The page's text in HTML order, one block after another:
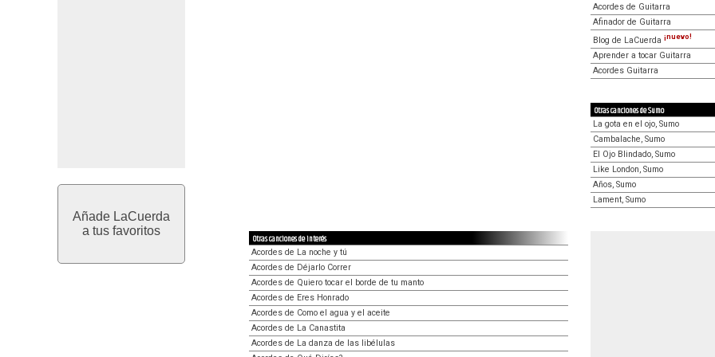
Añade LaCuerda
a tus favoritos
Acordes de Guitarra
Afinador de Guitarra
Blog de LaCuerda ¡nuevo!
Aprender a tocar Guitarra
Acordes Guitarra
Otras canciones de Sumo
La gota en el ojo, Sumo
Cambalache, Sumo
El Ojo Blindado, Sumo
Like London, Sumo
Años, Sumo
Lament, Sumo
Otras canciones de interés
Acordes de La noche y tú
Acordes de Déjarlo Correr
Acordes de Quiero tocar el borde de tu manto
Acordes de Eres Honrado
Acordes de Como el agua y el aceite
Acordes de La Canastita
Acordes de La danza de las libélulas